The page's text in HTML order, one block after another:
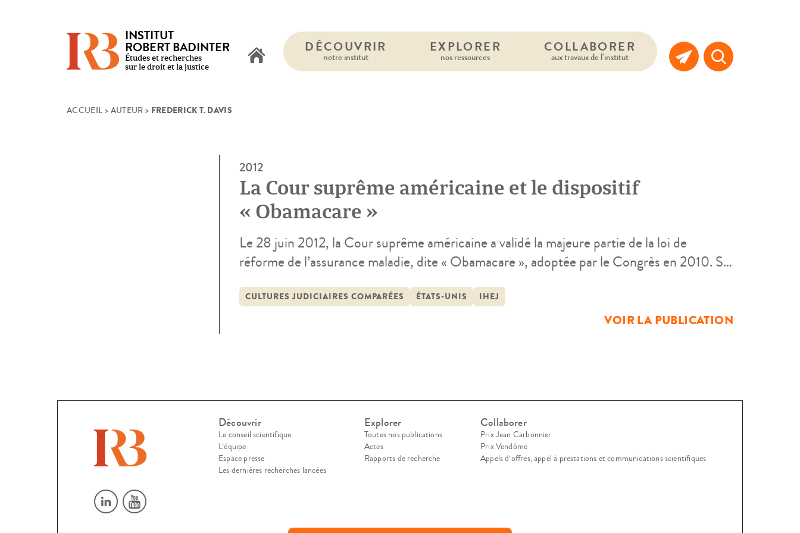
INSTITUT
ROBERT BADINTER
Études et recherches
sur le droit et la justice
DÉCOUVRIR
notre institut
EXPLORER
nos ressources
COLLABORER
aux travaux de l’institut
ACCUEIL > AUTEUR > FREDERICK T. DAVIS
2012
La Cour suprême américaine et le dispositif
« Obamacare »
Le 28 juin 2012, la Cour suprême américaine a validé la majeure partie de la loi de
réforme de l’assurance maladie, dite « Obamacare », adoptée par le Congrès en 2010. Si,
décision, la portée de celle-ci va bien au-delà. D’une part, […]
CULTURES JUDICIAIRES COMPARÉES ÉTATS-UNIS IHEJ
VOIR LA PUBLICATION
Découvrir
Le conseil scientifique
L’équipe
Espace presse
Les dernières recherches lancées
Explorer
Toutes nos publications
Actes
Rapports de recherche
Collaborer
Prix Jean Carbonnier
Prix Vendôme
Appels d’offres, appel à prestations et communications scientifiques